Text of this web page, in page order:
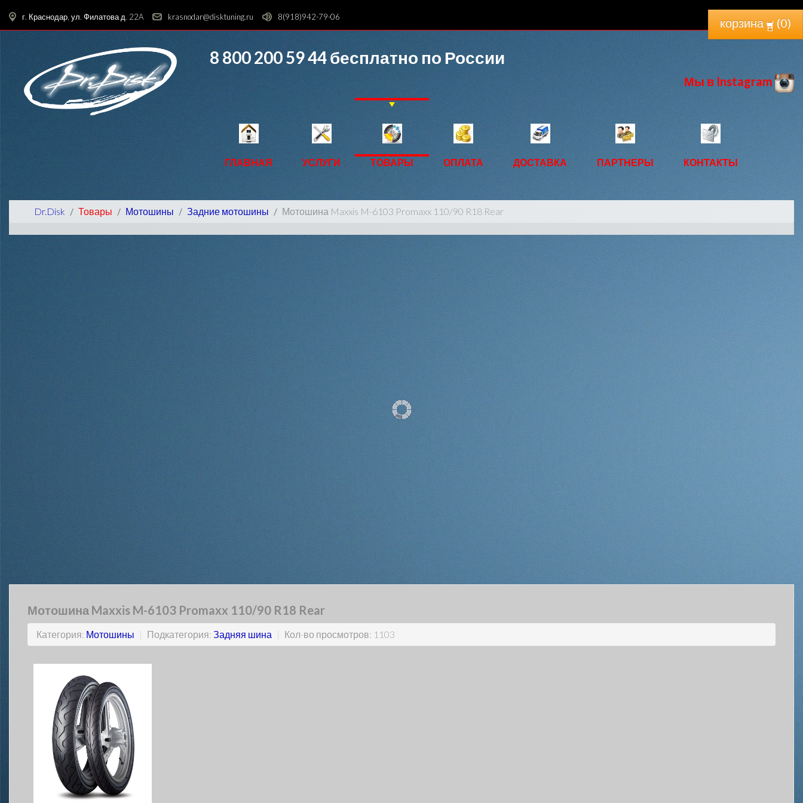
г. Краснодар, ул. Филатова д. 22A krasnodar@disktuning.ru 8(918)942-79-06 корзина (0)
8 800 200 59 44бесплатно по России
Мы в Instagram
ГЛАВНАЯ УСЛУГИ ТОВАРЫ ОПЛАТА ДОСТАВКА ПАРТНЕРЫ КОНТАКТЫ
Dr.Disk Товары Мотошины Задние мотошины Мотошина Maxxis M-6103 Promaxx 110/90 R18 Rear
Мотошина Maxxis M-6103 Promaxx 110/90 R18 Rear
Категория: Мотошины | Подкатегория: Задняя шина | Кол-во просмотров: 1103